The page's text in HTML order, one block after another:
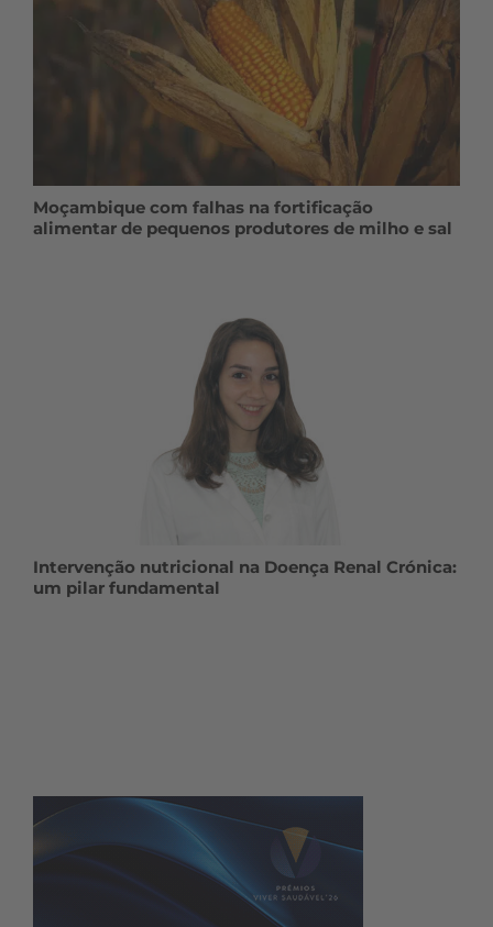
Moçambique com falhas na fortificação
alimentar de pequenos produtores de milho e sal
Intervenção nutricional na Doença Renal Crónica:
um pilar fundamental